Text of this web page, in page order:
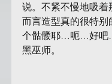
说。不紧不慢地吸着
而言造型真的很特别
个骷髅耶…呃…好吧
黑巫师。